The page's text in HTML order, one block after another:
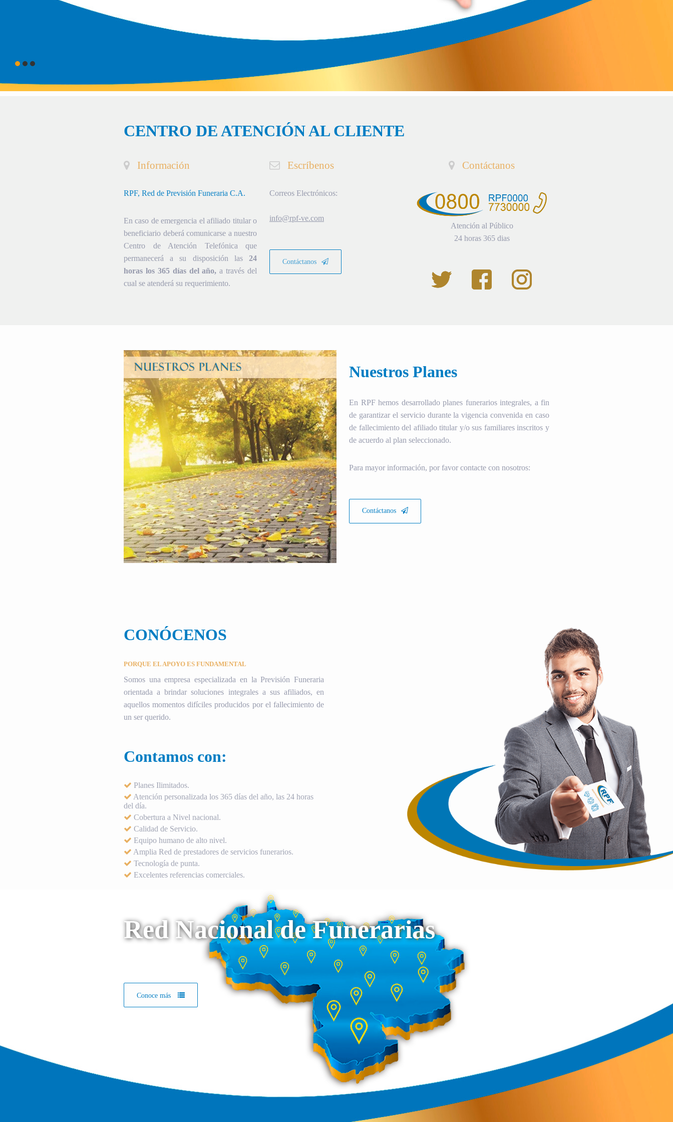
CENTRO DE ATENCIÓN AL CLIENTE
Información
RPF, Red de Previsión Funeraria C.A.
En caso de emergencia el afiliado titular o
beneficiario deberá comunicarse a nuestro
Centro de Atención Telefónica que
permanecerá a su disposición las 24
horas los 365 días del año, a través del
cual se atenderá su requerimiento.
Escríbenos
Correos Electrónicos:
info@rpf-ve.com
Contáctanos
Contáctanos
Atención al Público
24 horas 365 dias
Nuestros Planes
En RPF hemos desarrollado planes funerarios integrales, a fin
de garantizar el servicio durante la vigencia convenida en caso
de fallecimiento del afiliado titular y/o sus familiares inscritos y
de acuerdo al plan seleccionado.
Para mayor información, por favor contacte con nosotros:
Contáctanos
CONÓCENOS
PORQUE EL APOYO ES FUNDAMENTAL
Somos una empresa especializada en la Previsión Funeraria
orientada a brindar soluciones integrales a sus afiliados, en
aquellos momentos difíciles producidos por el fallecimiento de
un ser querido.
Contamos con:
Planes Ilimitados.
Atención personalizada los 365 días del año, las 24 horas
del día.
Cobertura a Nivel nacional.
Calidad de Servicio.
Equipo humano de alto nivel.
Amplia Red de prestadores de servicios funerarios.
Tecnología de punta.
Excelentes referencias comerciales.
Red Nacional de Funerarias
Conoce más